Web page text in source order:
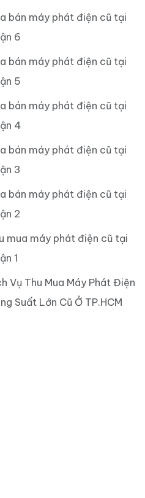
bán máy phát điện cũ tại
6
bán máy phát điện cũ tại
5
bán máy phát điện cũ tại
4
bán máy phát điện cũ tại
3
bán máy phát điện cũ tại
2
mua máy phát điện cũ tại
1
Vụ Thu Mua Máy Phát Điện
Suất Lớn Cũ Ở TP.HCM